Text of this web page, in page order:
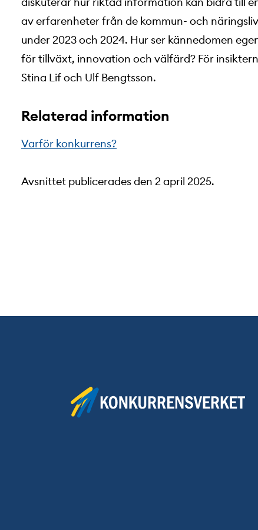
av erfarenheter från de kommun- och
under 2023 och 2024. Hur ser kännedomen
för tillväxt, innovation och välfärd? För
Stina Lif och Ulf Bengtsson.
Relaterad information
Varför konkurrens?
Avsnittet publicerades den 2 april 2025.